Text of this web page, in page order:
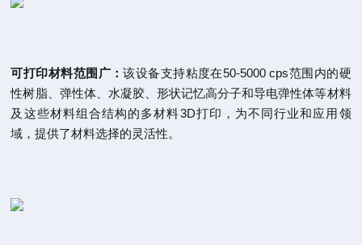
可打印材料范围广：该设备支持粘度在50-5000 cps范围内的硬
性树脂、弹性体、水凝胶、形状记忆高分子和导电弹性体等材料
及这些材料组合结构的多材料3D打印，为不同行业和应用领
域，提供了材料选择的灵活性。